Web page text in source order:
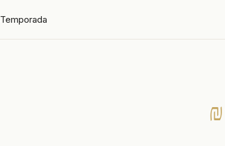
Temporada
₪